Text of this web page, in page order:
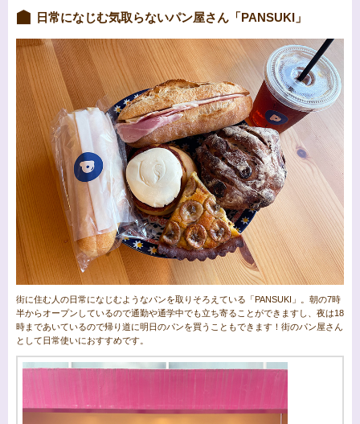
日常になじむ気取らないパン屋さん「PANSUKI」
街に住む人の日常になじむようなパンを取りそろえている「PANSUKI」。朝の7時
半からオープンしているので通勤や通学中でも立ち寄ることができますし、夜は18
時まであいているので帰り道に明日のパンを買うこともできます！街のパン屋さん
として日常使いにおすすめです。